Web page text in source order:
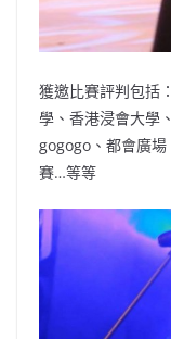
獲邀比賽評判包括
學、香港浸會大學
gogogo、都會廣
賽…等等